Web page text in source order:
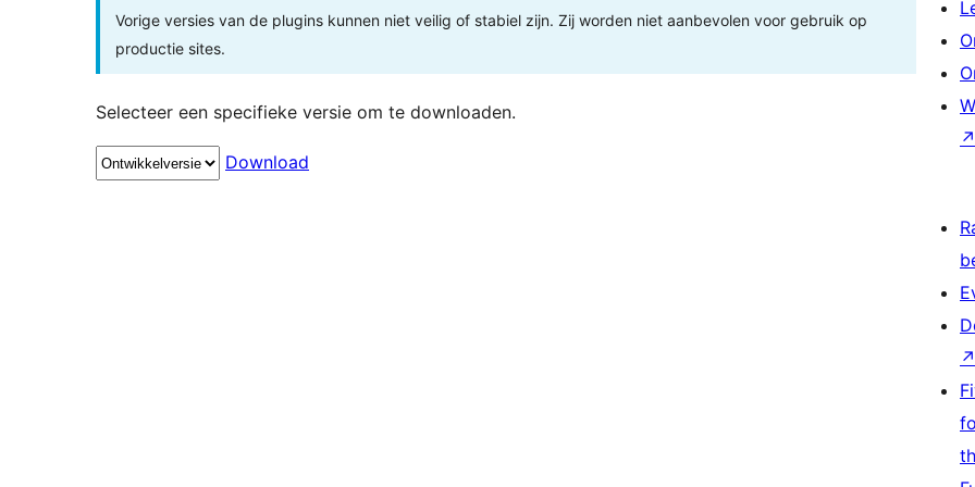
Vorige versies van de plugins kunnen niet veilig of stabiel zijn. Zij worden niet aanbevolen voor gebruik op
productie sites.
Selecteer een specifieke versie om te downloaden.
Download
↗
↗